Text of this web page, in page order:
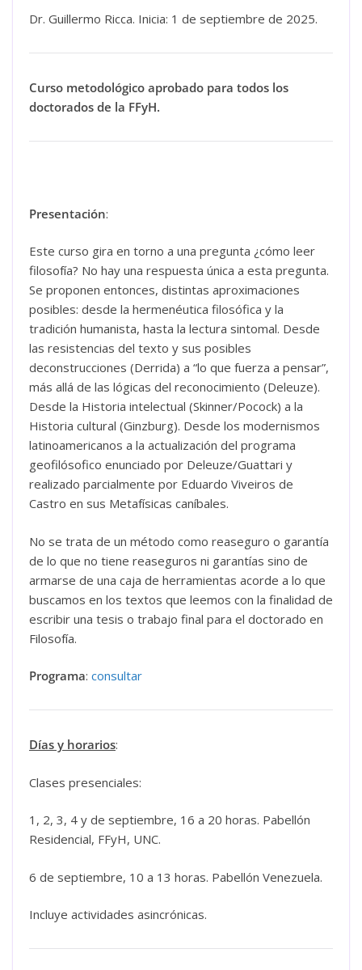
Dr. Guillermo Ricca. Inicia: 1 de septiembre de 2025.
Curso metodológico aprobado para todos los
doctorados de la FFyH.
Presentación:
Este curso gira en torno a una pregunta ¿cómo leer
filosofía? No hay una respuesta única a esta pregunta.
Se proponen entonces, distintas aproximaciones
posibles: desde la hermenéutica filosófica y la
tradición humanista, hasta la lectura sintomal. Desde
las resistencias del texto y sus posibles
deconstrucciones (Derrida) a “lo que fuerza a pensar”,
más allá de las lógicas del reconocimiento (Deleuze).
Desde la Historia intelectual (Skinner/Pocock) a la
Historia cultural (Ginzburg). Desde los modernismos
latinoamericanos a la actualización del programa
geofilósofico enunciado por Deleuze/Guattari y
realizado parcialmente por Eduardo Viveiros de
Castro en sus Metafísicas caníbales.
No se trata de un método como reaseguro o garantía
de lo que no tiene reaseguros ni garantías sino de
armarse de una caja de herramientas acorde a lo que
buscamos en los textos que leemos con la finalidad de
escribir una tesis o trabajo final para el doctorado en
Filosofía.
Programa: consultar
Días y horarios:
Clases presenciales:
1, 2, 3, 4 y de septiembre, 16 a 20 horas. Pabellón
Residencial, FFyH, UNC.
6 de septiembre, 10 a 13 horas. Pabellón Venezuela.
Incluye actividades asincrónicas.